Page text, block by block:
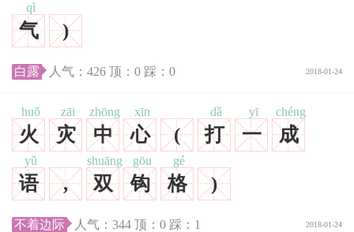
气
qì
)
2018-01-24
白露 人气： 426 顶： 0 踩： 0
火
huǒ
灾
zāi
中
zhōng
心
xīn
( 打
dǎ
一
yī
成
chéng
语
yǔ
, 双
shuāng
钩
gōu
格
gé
)
2018-01-24
不着边际 人气： 344 顶： 0 踩： 1